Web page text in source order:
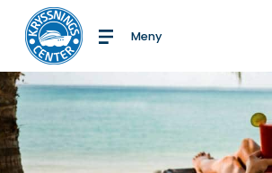
Till startsidan
Meny